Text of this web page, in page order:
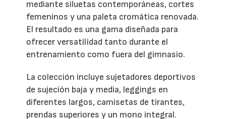
mediante siluetas contemporáneas, cortes
femeninos y una paleta cromática renovada.
El resultado es una gama diseñada para
ofrecer versatilidad tanto durante el
entrenamiento como fuera del gimnasio.
La colección incluye sujetadores deportivos
de sujeción baja y media, leggings en
diferentes largos, camisetas de tirantes,
prendas superiores y un mono integral.